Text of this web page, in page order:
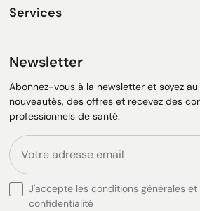
Services
Newsletter
Abonnez-vous à la newsletter et soyez
nouveautés, des offres et recevez des
professionnels de santé.
J'accepte les conditions générales
confidentialité